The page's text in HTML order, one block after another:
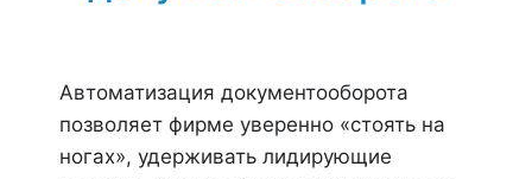
Автоматизация документооборота
позволяет фирме уверенно «стоять на
ногах», удерживать лидирующие